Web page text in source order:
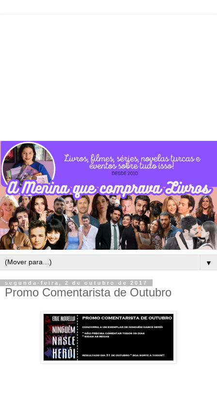
▼
segunda-feira, 2 de outubro de 2017
Promo Comentarista de Outubro